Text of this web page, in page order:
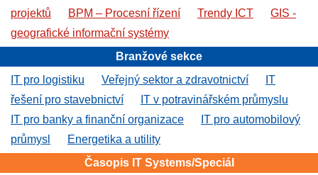
projektů
BPM – Procesní řízení Trendy ICT
GIS -
geografické informační systémy
Branžové sekce
IT pro logistiku
Veřejný sektor a zdravotnictví
IT
řešení pro stavebnictví
IT v potravinářském průmyslu
IT pro banky a finanční organizace
IT pro automobilový
průmysl
Energetika a utility
Časopis IT Systems/Speciál